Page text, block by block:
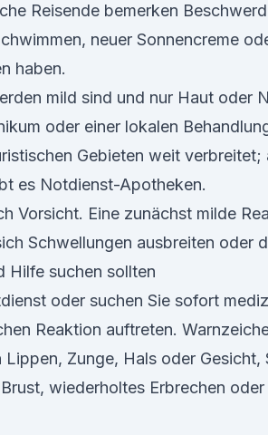
Reisende bemerken
neuer Sonnencreme
haben.
mild sind und nur Haut oder
oder einer lokalen
Gebieten weit verbreitet;
es Notdienst-Apotheken.
Vorsicht. Eine zunächst milde
Schwellungen ausbreiten oder
Hilfe suchen sollten
oder suchen Sie sofort
Reaktion auftreten.
Zunge, Hals oder
wiederholtes Erbrechen